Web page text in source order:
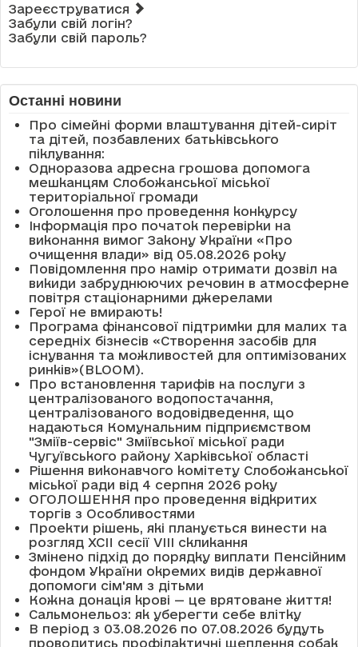
Зареєструватися
Забули свій логін?
Забули свій пароль?
Останні новини
Про сімейні форми влаштування дітей-сиріт
та дітей, позбавлених батьківського
піклування:
Одноразова адресна грошова допомога
мешканцям Слобожанської міської
територіальної громади
Оголошення про проведення конкурсу
Інформація про початок перевірки на
виконання вимог Закону України «Про
очищення влади» від 05.08.2026 року
Повідомлення про намір отримати дозвіл на
викиди забруднюючих речовин в атмосферне
повітря стаціонарними джерелами
Герої не вмирають!
Програма фінансової підтримки для малих та
середніх бізнесів «Створення засобів для
існування та можливостей для оптимізованих
ринків»(BLOOM).
Про встановлення тарифів на послуги з
централізованого водопостачання,
централізованого водовідведення, що
надаються Комунальним підприємством
"Зміїв-сервіс" Зміївської міської ради
Чугуївського району Харківської області
Рішення виконавчого комітету Слобожанської
міської ради від 4 серпня 2026 року
ОГОЛОШЕННЯ про проведення відкритих
торгів з Особливостями
Проекти рішень, які планується винести на
розгляд XCII сесії VІІІ скликання
Змінено підхід до порядку виплати Пенсійним
фондом України окремих видів державної
допомоги сім'ям з дітьми
Кожна донація крові — це врятоване життя!
Сальмонельоз: як уберегти себе влітку
В період з 03.08.2026 по 07.08.2026 будуть
проводитись профілактичні щеплення собак